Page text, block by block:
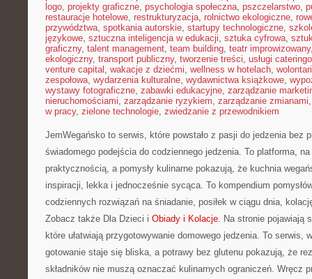
logo, projekty graficzne, psychologia społeczna, pszczelarstwo,
restauracje hotelowe, restrukturyzacja, rolnictwo ekologiczne,
przywództwa, spotkania autorskie, startupy technologiczne,
językowe, sztuczna inteligencja w edukacji, sztuka cyfrowa,
graficzny, talent management, team building, teatr improwizowany
ekologiczny, transport publiczny, tworzenie treści, usługi
venture capital , wakacje z dziećmi, wellness w hotelach,
zespołowa, wydarzenia kulturalne, wydawnictwa książkowe,
wystawy fotograficzne, zabawki edukacyjne, zarządzanie
nieruchomościami, zarządzanie ryzykiem, zarządzanie zmianami
w pracy, zielone technologie, zwiedzanie z przewodnikiem
JemWegańsko to serwis, które powstało z pasji do jedzenia bez
świadomego podejścia do codziennego jedzenia. To platforma,
praktycznością, a pomysły kulinarne pokazują, że kuchnia
inspiracji, lekka i jednocześnie sycąca. To kompendium
codziennych rozwiązań na śniadanie, posiłek w ciągu dnia,
Zobacz także Dla Dzieci i Obiady i Kolacje. Na stronie pojawiają
które ułatwiają przygotowywanie domowego jedzenia. To serwis,
gotowanie staje się bliska, a potrawy bez glutenu pokazują, że
składników nie muszą oznaczać kulinarnych ograniczeń. Wręcz